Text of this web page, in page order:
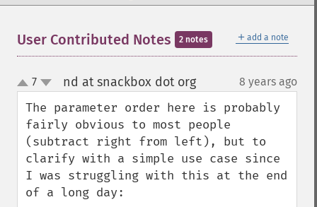
＋ add a note
User Contributed Notes 2 notes
up
down
7 nd at snackbox dot org¶ 8 years ago
The parameter order here is probably
fairly obvious to most people
(subtract right from left), but to
clarify with a simple use case since
I was struggling with this at the end
of a long day: